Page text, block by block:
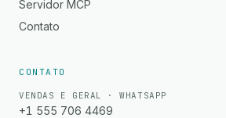
Servidor MCP
Contato
CONTATO
VENDAS E GERAL · WHATSAPP
+1 555 706 4469